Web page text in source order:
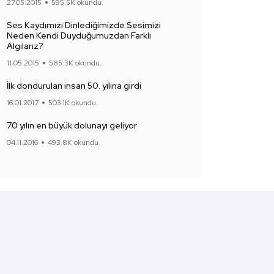
27.05.2015 595.5K okundu.
Ses Kaydımızı Dinlediğimizde Sesimizi
Neden Kendi Duyduğumuzdan Farklı
Algılarız?
11.05.2015 585.3K okundu.
İlk dondurulan insan 50. yılına girdi
16.01.2017 503.1K okundu.
70 yılın en büyük dolunayı geliyor
04.11.2016 493.8K okundu.